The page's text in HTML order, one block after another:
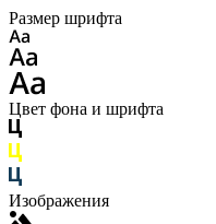
Размер шрифта
Цвет фона и шрифта
Изображения